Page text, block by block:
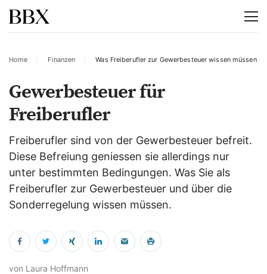
Home Finanzen Was Freiberufler zur Gewerbesteuer wissen müssen
Gewerbesteuer für
Freiberufler
Freiberufler sind von der Gewerbesteuer befreit.
Diese Befreiung geniessen sie allerdings nur
unter bestimmten Bedingungen. Was Sie als
Freiberufler zur Gewerbesteuer und über die
Sonderregelung wissen müssen.
von Laura Hoffmann